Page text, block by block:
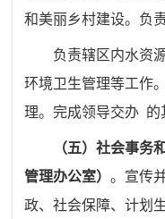
和美丽乡村建设。负
负责辖区内水资
环境卫生管理等工作
理。完成领导交办 的
（五）社会事务
管理办公室）。 宣传
政、社会保障、计划